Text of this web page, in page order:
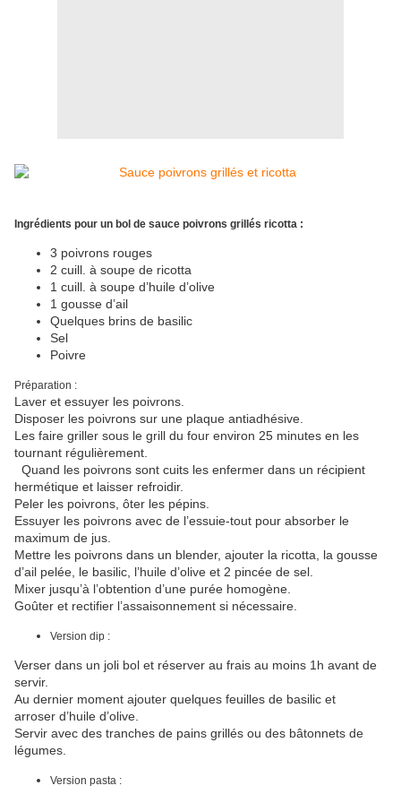
Ingrédients pour un bol de sauce poivrons grillés ricotta :
3 poivrons rouges
2 cuill. à soupe de ricotta
1 cuill. à soupe d’huile d’olive
1 gousse d’ail
Quelques brins de basilic
Sel
Poivre
Préparation :
Laver et essuyer les poivrons.
Disposer les poivrons sur une plaque antiadhésive.
Les faire griller sous le grill du four environ 25 minutes en les
tournant régulièrement.
Quand les poivrons sont cuits les enfermer dans un récipient
hermétique et laisser refroidir.
Peler les poivrons, ôter les pépins.
Essuyer les poivrons avec de l’essuie-tout pour absorber le
maximum de jus.
Mettre les poivrons dans un blender, ajouter la ricotta, la gousse
d’ail pelée, le basilic, l’huile d’olive et 2 pincée de sel.
Mixer jusqu’à l’obtention d’une purée homogène.
Goûter et rectifier l’assaisonnement si nécessaire.
Version dip :
Verser dans un joli bol et réserver au frais au moins 1h avant de
servir.
Au dernier moment ajouter quelques feuilles de basilic et
arroser d’huile d’olive.
Servir avec des tranches de pains grillés ou des bâtonnets de
légumes.
Version pasta :